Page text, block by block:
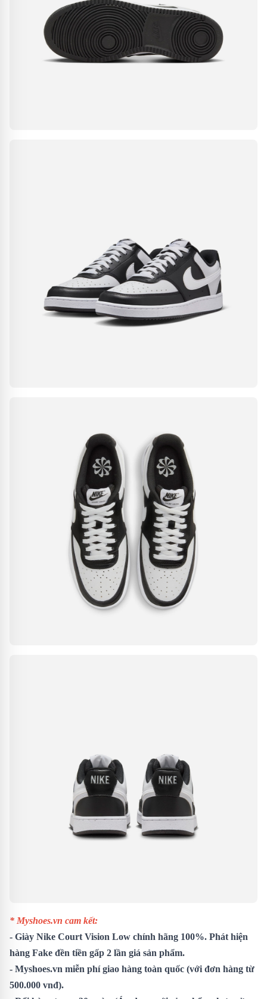
* Myshoes.vn cam kết:
- Giày Nike Court Vision Low chính hãng 100%. Phát hiện
hàng Fake đền tiền gấp 2 lần giá sản phẩm.
- Myshoes.vn miễn phí giao hàng toàn quốc (với đơn hàng từ
500.000 vnđ).